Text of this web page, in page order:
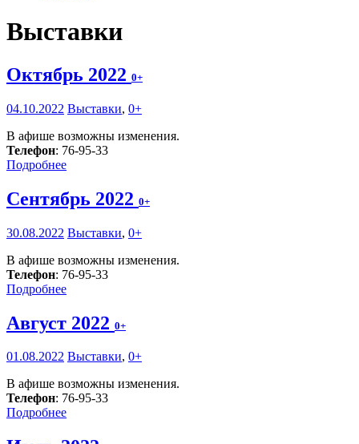
Выставки
Октябрь 2022 0+
04.10.2022 Выставки, 0+
В афише возможны изменения.
Телефон: 76-95-33
Подробнее
Сентябрь 2022 0+
30.08.2022 Выставки, 0+
В афише возможны изменения.
Телефон: 76-95-33
Подробнее
Август 2022 0+
01.08.2022 Выставки, 0+
В афише возможны изменения.
Телефон: 76-95-33
Подробнее